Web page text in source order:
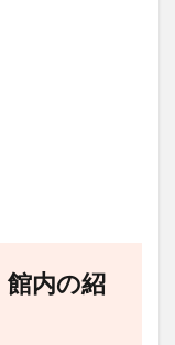
館内の紹